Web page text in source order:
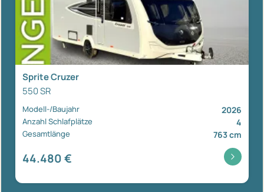
Sprite Cruzer
550 SR
Modell-/Baujahr 2026
Anzahl Schlafplätze 4
Gesamtlänge 763 cm
44.480 €